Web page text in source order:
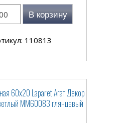
В корзину
110813
60x20 Laparet Агат Декор
ММ60083 глянцевый